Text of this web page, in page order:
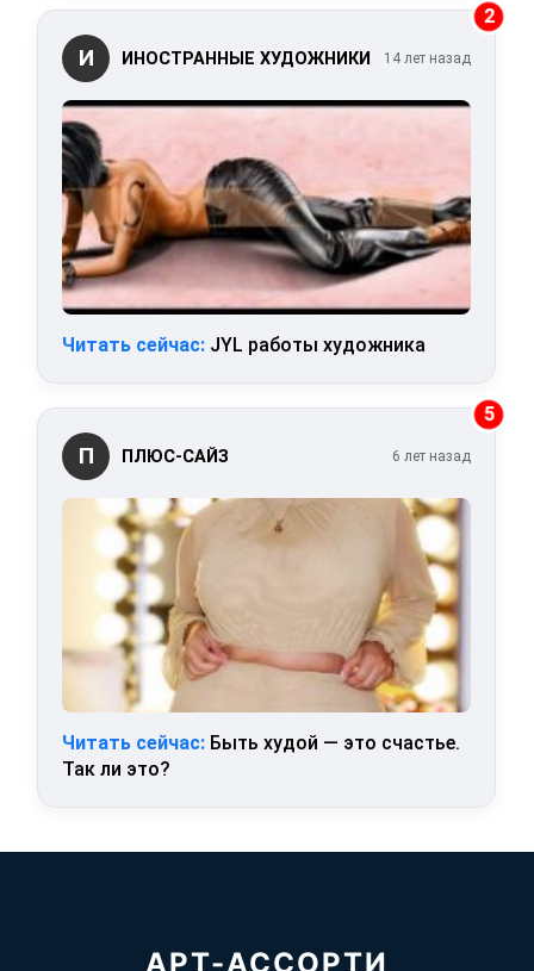
2
И ИНОСТРАННЫЕ ХУДОЖНИКИ 14 лет назад
Читать сейчас: JYL работы художника
5
П ПЛЮС-САЙЗ 6 лет назад
Читать сейчас: Быть худой — это счастье.
Так ли это?
АРТ-АССОРТИ